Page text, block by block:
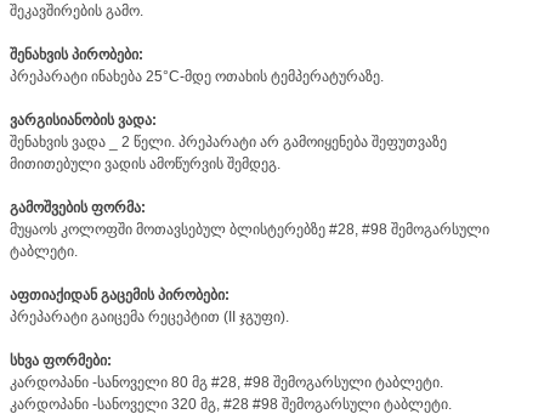
შეკავშირების გამო.
შენახვის პირობები:
პრეპარატი ინახება 25°C-მდე ოთახის ტემპერატურაზე.
ვარგისიანობის ვადა:
შენახვის ვადა _ 2 წელი. პრეპარატი არ გამოიყენება შეფუთვაზე
მითითებული ვადის ამოწურვის შემდეგ.
გამოშვების ფორმა:
მუყაოს კოლოფში მოთავსებულ ბლისტერებზე #28, #98 შემოგარსული
ტაბლეტი.
აფთიაქიდან გაცემის პირობები:
პრეპარატი გაიცემა რეცეპტით (II ჯგუფი).
სხვა ფორმები:
კარდოპანი -სანოველი 80 მგ #28, #98 შემოგარსული ტაბლეტი.
კარდოპანი -სანოველი 320 მგ, #28 #98 შემოგარსული ტაბლეტი.